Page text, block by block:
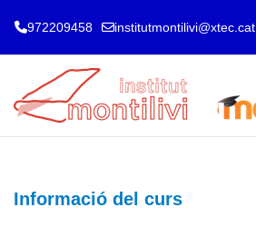
Ves al contingut principal
972209458 institutmontilivi@xtec.cat
Informació del curs